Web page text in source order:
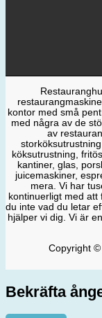
kontor med små
med några av de
av
köksutrustning,
kantiner, glas,
juicemaskiner,
mera. Vi har
kontinuerligt med
du inte vad du letar
hjälper vi dig. Vi är
Copyright ©
Bekräfta